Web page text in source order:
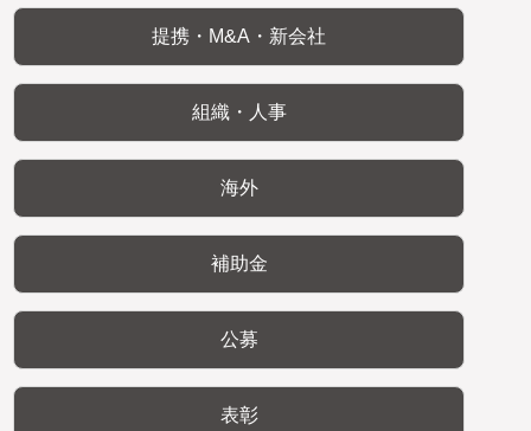
提携・M&A・新会社
組織・人事
海外
補助金
公募
表彰